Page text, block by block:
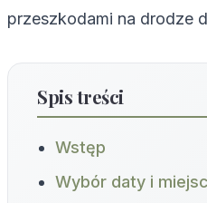
przeszkodami na drodze
Spis treści
Wstęp
Wybór daty i